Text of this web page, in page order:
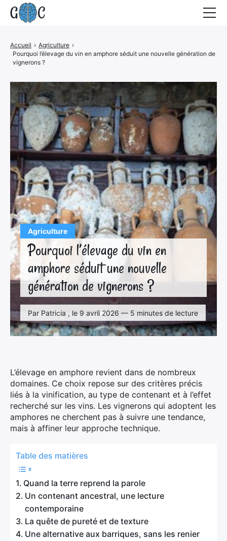
Agriculture
Pourquoi l’élevage du vin en
amphore séduit une nouvelle
génération de vignerons ?
Par Patricia , le 9 avril 2026 — 5 minutes de lecture
Accueil › Agriculture ›
Pourquoi l’élevage du vin en amphore séduit une nouvelle génération de
vignerons ?
L’élevage en amphore revient dans de nombreux
domaines. Ce choix repose sur des critères précis
liés à la vinification, au type de contenant et à l’effet
recherché sur les vins. Les vignerons qui adoptent les
amphores ne cherchent pas à suivre une tendance,
mais à affiner leur approche technique.
Table des matières
Quand la terre reprend la parole
Un contenant ancestral, une lecture
contemporaine
La quête de pureté et de texture
Une alternative aux barriques, sans les renier
Actualités
Contact